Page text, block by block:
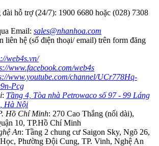
hỗ trợ (24/7): 1900 6680 hoặc (028) 7308
Email: sales@nhanhoa.com
liên hệ (số điện thoại/ email) trên form đăng
web4s.vn/
www.facebook.com/web4s
www.youtube.com/channel/UCr778Hq-
Pcg
: Tầng 4, Tòa nhà Petrowaco số 97 - 99 Láng
Hà Nội
Hồ Chí Minh: 270 Cao Thắng (nối dài),
10, TP.Hồ Chí Minh
An: Tầng 2 chung cư Saigon Sky, Ngõ 26,
Phường Đội Cung, TP. Vinh, Nghệ An